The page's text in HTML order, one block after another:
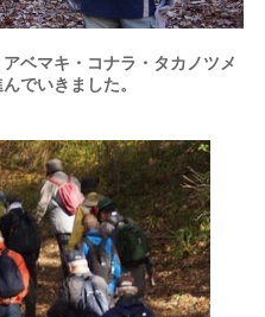
ベマキ・コナラ・タカノツメ
でいきました。